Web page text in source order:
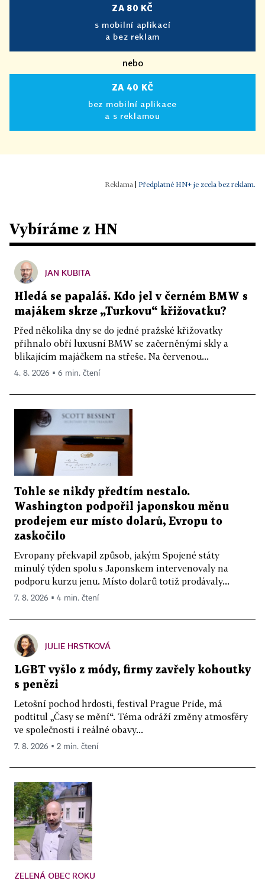
ZA 80 KČ
s mobilní aplikací
a bez reklam
nebo
ZA 40 KČ
bez mobilní aplikace
a s reklamou
Předplatné HN+ je zcela bez reklam.
Vybíráme z HN
JAN KUBITA
Hledá se papaláš. Kdo jel v černém BMW s
majákem skrze „Turkovu“ křižovatku?
Před několika dny se do jedné pražské křižovatky
přihnalo obří luxusní BMW se začerněnými skly a
blikajícím majáčkem na střeše. Na červenou...
4. 8. 2026 ▪ 6 min. čtení
Tohle se nikdy předtím nestalo.
Washington podpořil japonskou měnu
prodejem eur místo dolarů, Evropu to
zaskočilo
Evropany překvapil způsob, jakým Spojené státy
minulý týden spolu s Japonskem intervenovaly na
podporu kurzu jenu. Místo dolarů totiž prodávaly...
7. 8. 2026 ▪ 4 min. čtení
JULIE HRSTKOVÁ
LGBT vyšlo z módy, firmy zavřely kohoutky
s penězi
Letošní pochod hrdosti, festival Prague Pride, má
podtitul „Časy se mění“. Téma odráží změny atmosféry
ve společnosti i reálné obavy...
7. 8. 2026 ▪ 2 min. čtení
ZELENÁ OBEC ROKU